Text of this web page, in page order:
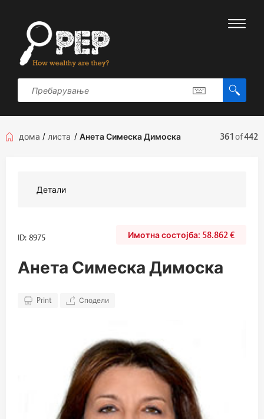
дома / листа / Анета Симеска Димоска 361of442
Детали
ID: 8975 58.862€
Анета Симеска Димоска
Print Сподели